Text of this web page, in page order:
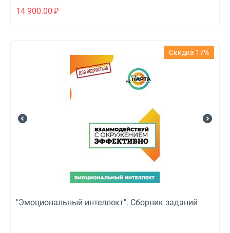
14 900.00 ₽
Скидка 17%
"Эмоциональный интеллект". Сборник заданий